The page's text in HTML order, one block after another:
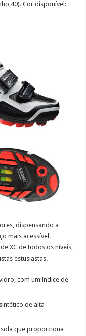
40). Cor disponível:
dispensando a
mais acessível.
XC de todos os níveis,
estusiastas.
com um índice de
de alta
que proporciona